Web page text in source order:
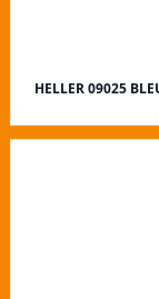
HELLER 09025